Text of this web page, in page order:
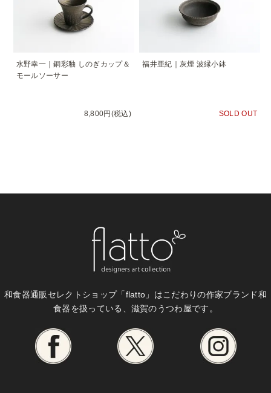
水野幸一｜銅彩釉 しのぎカップ＆
モールソーサー
8,800円(税込)
福井亜紀｜灰煙 波縁小鉢
SOLD OUT
和食器通販セレクトショップ「flatto」はこだわりの作家ブランド和
食器を扱っている、滋賀のうつわ屋です。